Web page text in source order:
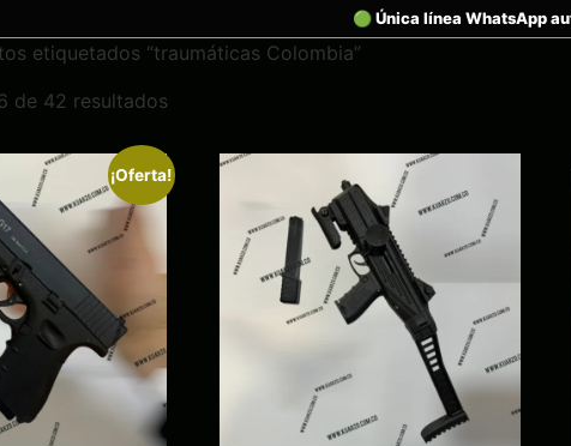
etiquetados “traumáticas Colombia”
de 42 resultados
¡Oferta!